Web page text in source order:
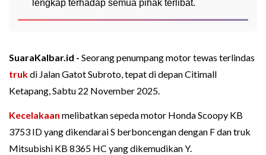
lengkap terhadap semua pihak terlibat.
SuaraKalbar.id - Seorang penumpang motor tewas terlindas
trukdi Jalan Gatot Subroto, tepat di depan Citimall
Ketapang, Sabtu 22 November 2025.
Kecelakaan melibatkan sepeda motor Honda Scoopy KB
3753 ID yang dikendarai S berboncengan dengan F dan truk
Mitsubishi KB 8365 HC yang dikemudikan Y.